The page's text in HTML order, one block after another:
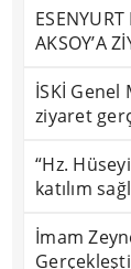
AKSOY’A
İSKİ Genel
ziyaret
“Hz.
katılım
İmam